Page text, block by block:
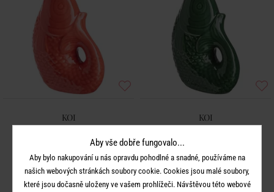
KOI
149 Kč
KOI
149 Kč
Aby vše dobře fungovalo...
Aby bylo nakupování u nás opravdu pohodlné a snadné, používáme na
našich webových stránkách soubory cookie. Cookies jsou malé soubory,
které jsou dočasně uloženy ve vašem prohlížeči. Návštěvou této webové